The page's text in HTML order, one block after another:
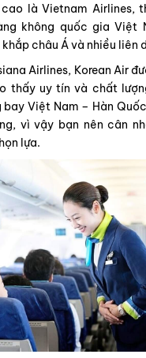
là Vietnam Airlines,
không quốc gia Việt
châu Á và nhiều liên
Airlines, Korean Air
thấy uy tín và chất
bay Việt Nam – Hàn
vì vậy bạn nên cân
lựa.